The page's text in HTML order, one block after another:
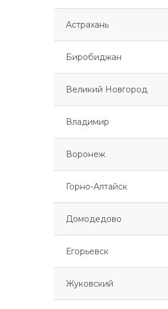
Астрахань
Биробиджан
Великий Новгород
Владимир
Воронеж
Горно-Алтайск
Домодедово
Егорьевск
Жуковский